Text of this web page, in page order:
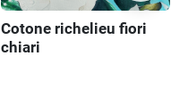
Cotone richelieu fiori
chiari